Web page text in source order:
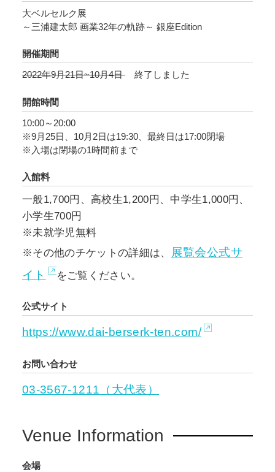
大ベルセルク展
～三浦建太郎 画業32年の軌跡～ 銀座Edition
開催期間
2022年9月21日~10月4日
終了しました
開館時間
10:00～20:00
※9月25日、10月2日は19:30、最終日は17:00閉場
※入場は閉場の1時間前まで
入館料
一般1,700円、高校生1,200円、中学生1,000円、
小学生700円
※未就学児無料
※その他のチケットの詳細は、
展覧会公式サ
イト
をご覧ください。
公式サイト
https://www.dai-berserk-ten.com/
お問い合わせ
03-3567-1211（大代表）
Venue Information
会場